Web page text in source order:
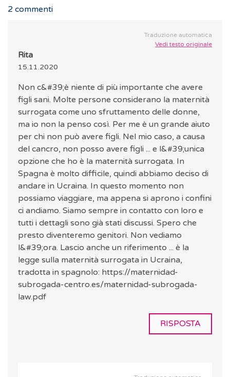
2 commenti
Traduzione automatica
Vedi testo originale
Rita
15.11.2020
Non c&#39;è niente di più importante che avere
figli sani. Molte persone considerano la maternità
surrogata come uno sfruttamento delle donne,
ma io non la penso così. Per me è un grande aiuto
per chi non può avere figli. Nel mio caso, a causa
del cancro, non posso avere figli ... e l&#39;unica
opzione che ho è la maternità surrogata. In
Spagna è molto difficile, quindi abbiamo deciso di
andare in Ucraina. In questo momento non
possiamo viaggiare, ma appena si aprono i confini
ci andiamo. Siamo sempre in contatto con loro e
tutti i dettagli sono già stati discussi. Spero che
presto diventeremo genitori. Non vediamo
l&#39;ora. Lascio anche un riferimento ... è la
legge sulla maternità surrogata in Ucraina,
tradotta in spagnolo: https://maternidad-
subrogada-centro.es/maternidad-subrogada-
law.pdf
RISPOSTA